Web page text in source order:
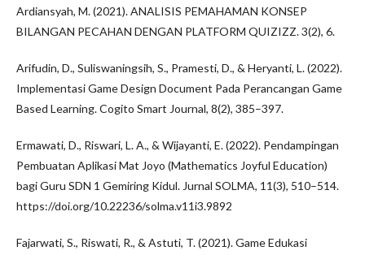
Ardiansyah, M. (2021). ANALISIS PEMAHAMAN KONSEP
BILANGAN PECAHAN DENGAN PLATFORM QUIZIZZ. 3(2), 6.
Arifudin, D., Suliswaningsih, S., Pramesti, D., & Heryanti, L. (2022).
Implementasi Game Design Document Pada Perancangan Game
Based Learning. Cogito Smart Journal, 8(2), 385–397.
Ermawati, D., Riswari, L. A., & Wijayanti, E. (2022). Pendampingan
Pembuatan Aplikasi Mat Joyo (Mathematics Joyful Education)
bagi Guru SDN 1 Gemiring Kidul. Jurnal SOLMA, 11(3), 510–514.
https://doi.org/10.22236/solma.v11i3.9892
Fajarwati, S., Riswati, R., & Astuti, T. (2021). Game Edukasi